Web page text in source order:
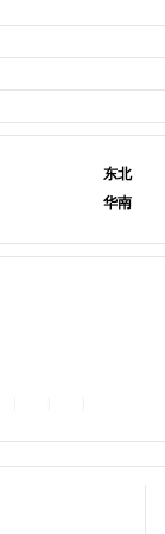
东北
华南